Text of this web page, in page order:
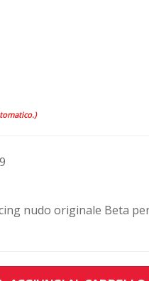
nudo originale Beta